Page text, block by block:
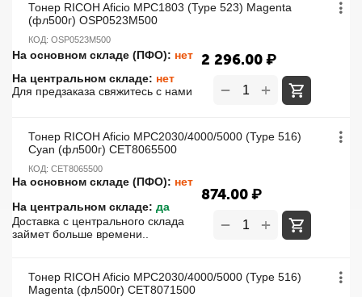
Тонер RICOH Aficio MPC1803 (Type 523) Magenta
(фл500г) OSP0523M500
КОД: OSP0523M500
На основном складе (ПФО): нет
На центральном складе: нет
Для предзаказа свяжитесь с нами
2 296.00₽
+
−
Тонер RICOH Aficio MPC2030/4000/5000 (Type 516)
Cyan (фл500г) CET8065500
КОД: CET8065500
На основном складе (ПФО): нет
На центральном складе: да
Доставка с центрального склада
займет больше времени..
874.00₽
+
−
Тонер RICOH Aficio MPC2030/4000/5000 (Type 516)
Magenta (фл500г) CET8071500